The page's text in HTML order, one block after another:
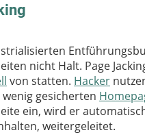
nicht Halt. Page
von statten. Hacker
gesicherten
ein, wird er
weitergeleitet.